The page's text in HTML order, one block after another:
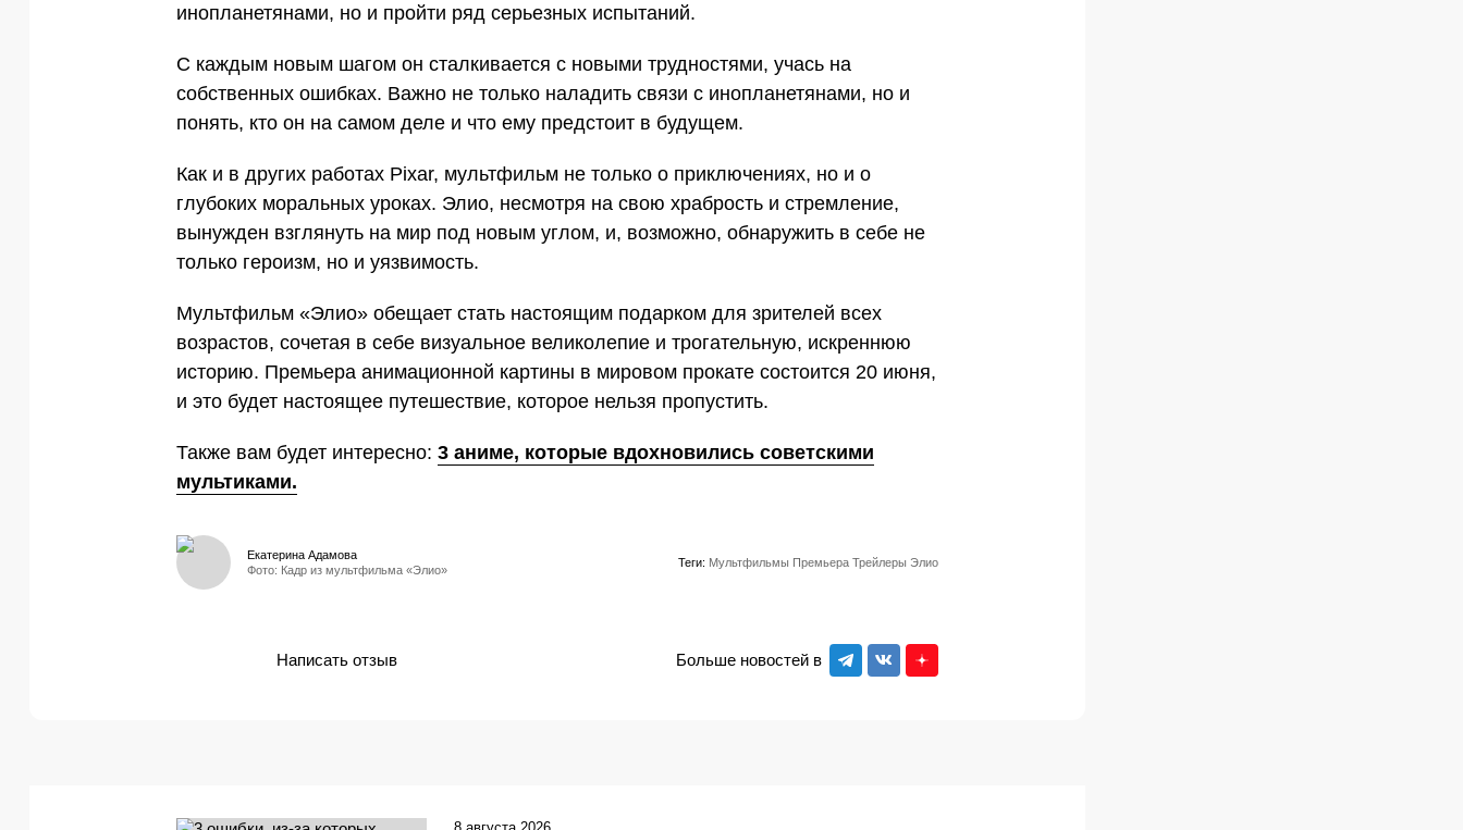
инопланетянами, но и пройти ряд серьезных испытаний.
С каждым новым шагом он сталкивается с новыми трудностями, учась на
собственных ошибках. Важно не только наладить связи с инопланетянами, но и
понять, кто он на самом деле и что ему предстоит в будущем.
Как и в других работах Pixar, мультфильм не только о приключениях, но и о
глубоких моральных уроках. Элио, несмотря на свою храбрость и стремление,
вынужден взглянуть на мир под новым углом, и, возможно, обнаружить в себе не
только героизм, но и уязвимость.
Мультфильм «Элио» обещает стать настоящим подарком для зрителей всех
возрастов, сочетая в себе визуальное великолепие и трогательную, искреннюю
историю. Премьера анимационной картины в мировом прокате состоится 20 июня,
и это будет настоящее путешествие, которое нельзя пропустить.
Также вам будет интересно: 3 аниме, которые вдохновились советскими
мультиками.
Фото: Кадр из мультфильма «Элио»
Екатерина Адамова
Теги: Мультфильмы Премьера Трейлеры Элио
Больше новостей в
Написать отзыв